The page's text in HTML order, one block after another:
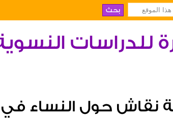
للدراسات
نقاش حول النساء